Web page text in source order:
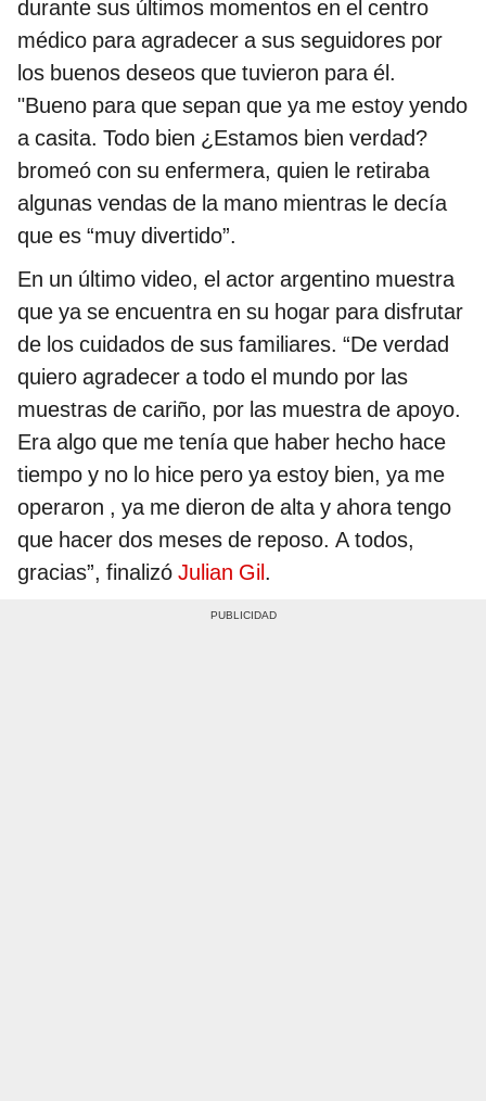
durante sus últimos momentos en el centro
médico para agradecer a sus seguidores por
los buenos deseos que tuvieron para él.
"Bueno para que sepan que ya me estoy yendo
a casita. Todo bien ¿Estamos bien verdad?
bromeó con su enfermera, quien le retiraba
algunas vendas de la mano mientras le decía
que es “muy divertido”.
En un último video, el actor argentino muestra
que ya se encuentra en su hogar para disfrutar
de los cuidados de sus familiares. “De verdad
quiero agradecer a todo el mundo por las
muestras de cariño, por las muestra de apoyo.
Era algo que me tenía que haber hecho hace
tiempo y no lo hice pero ya estoy bien, ya me
operaron , ya me dieron de alta y ahora tengo
que hacer dos meses de reposo. A todos,
gracias”, finalizó Julian Gil.